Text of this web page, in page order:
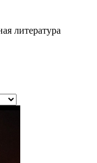
литература